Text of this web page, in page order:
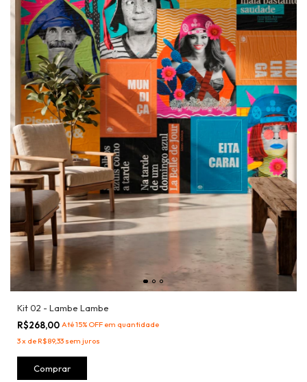
Kit 02 - Lambe Lambe
R$268,00 Até 15% OFF em quantidade
3x deR$89,33 sem juros